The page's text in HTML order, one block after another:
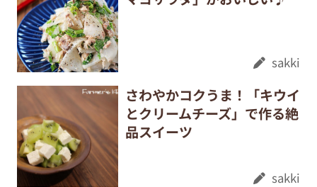
sakki
さわやかコクうま！「キウイ
とクリームチーズ」で作る絶
品スイーツ
sakki